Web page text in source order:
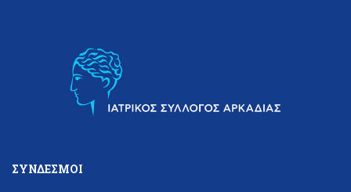
ΣΎΝΔΕΣΜΟΙ